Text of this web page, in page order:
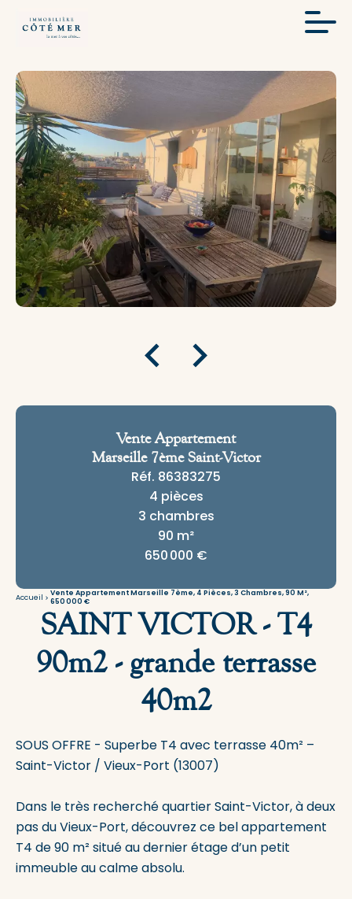
Vente Appartement
Marseille 7ème Saint-Victor
Réf. 86383275
4 pièces
3 chambres
90 m²
650 000 €
Accueil
Vente Appartement Marseille 7ème, 4 Pièces, 3 Chambres, 90 M²,
650 000 €
SAINT VICTOR - T4
90m2 - grande terrasse
40m2
SOUS OFFRE - Superbe T4 avec terrasse 40m² –
Saint-Victor / Vieux-Port (13007)
Dans le très recherché quartier Saint-Victor, à deux
pas du Vieux-Port, découvrez ce bel appartement
T4 de 90 m² situé au dernier étage d’un petit
immeuble au calme absolu.